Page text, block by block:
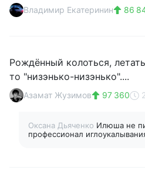
Владимир Екатеринин 86
Рождённый колоться,
то "низэнько-низэнько"....
Азамат Жузимов 97 360
Оксана Дьяченко Илюша не
профессионал